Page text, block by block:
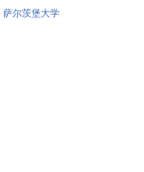
萨尔茨堡大学